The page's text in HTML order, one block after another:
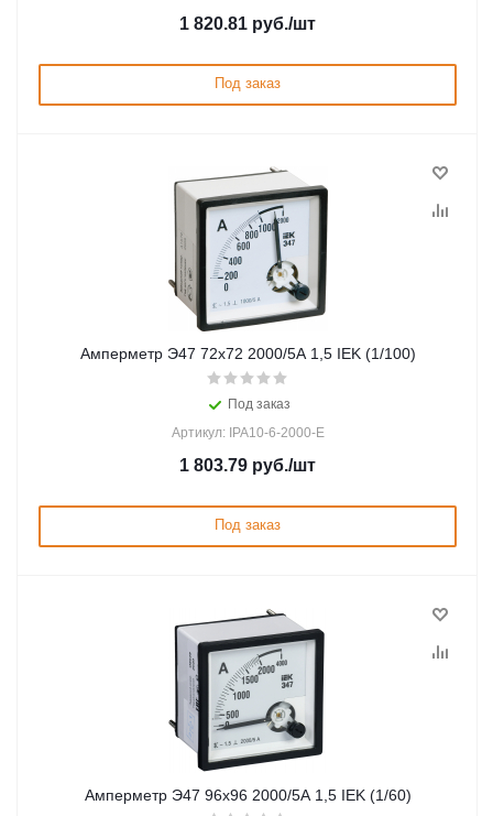
1 820.81 руб./шт
Под заказ
Амперметр Э47 72х72 2000/5А 1,5 IEK (1/100)
Под заказ
Артикул: IPA10-6-2000-E
1 803.79 руб./шт
Под заказ
Амперметр Э47 96х96 2000/5А 1,5 IEK (1/60)